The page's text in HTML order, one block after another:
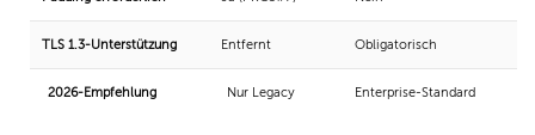
TLS 1.3-Unterstützung Entfernt Obligatorisch
2026-Empfehlung Nur Legacy Enterprise-Standard